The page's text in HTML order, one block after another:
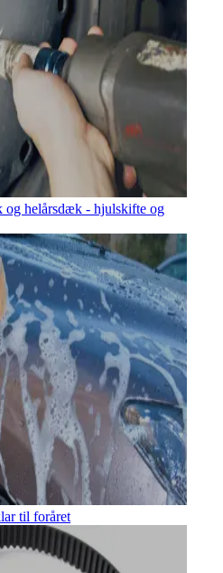
helårsdæk - hjulskifte og
til foråret